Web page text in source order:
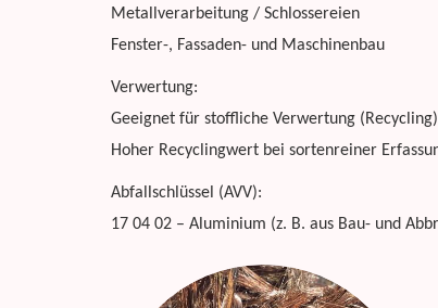
Metallverarbeitung / Schlossereien
Fenster-, Fassaden- und Maschinenbau
Verwertung:
Geeignet für stoffliche Verwertung (Recycling)
Hoher Recyclingwert bei sortenreiner
Abfallschlüssel (AVV):
17 04 02 – Aluminium (z. B. aus Bau- und